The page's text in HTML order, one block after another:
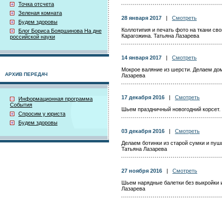
Точка отсчета
Зеленая комната
Будем здоровы
Блог Бориса Бояршинова На дне
российской науки
АРХИВ ПЕРЕДАЧ
Информационная программа
События
Спросим у юриста
Будем здоровы
28 января 2017
Смотреть
Коллотипия и печать фото на ткани
Карагожина. Татьяна Лазарева
14 января 2017
Смотреть
Мокрое валяние из шерсти. Делаем
Лазарева
17 декабря 2016
Смотреть
Шьем праздничный новогодний
03 декабря 2016
Смотреть
Делаем ботинки из старой сумки и
Татьяна Лазарева
27 ноября 2016
Смотреть
Шьем нарядные балетки без
Лазарева